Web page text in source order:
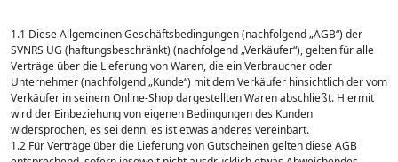
1.1 Diese Allgemeinen Geschäftsbedingungen (nachfolgend „AGB“) der
SVNRS UG (haftungsbeschränkt) (nachfolgend „Verkäufer“), gelten für alle
Verträge über die Lieferung von Waren, die ein Verbraucher oder
Unternehmer (nachfolgend „Kunde“) mit dem Verkäufer hinsichtlich der vom
Verkäufer in seinem Online-Shop dargestellten Waren abschließt. Hiermit
wird der Einbeziehung von eigenen Bedingungen des Kunden
widersprochen, es sei denn, es ist etwas anderes vereinbart.
1.2 Für Verträge über die Lieferung von Gutscheinen gelten diese AGB